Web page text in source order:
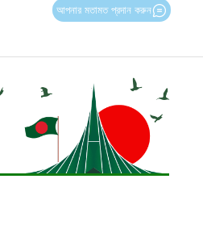
আপনার মতামত প্রদান করুন